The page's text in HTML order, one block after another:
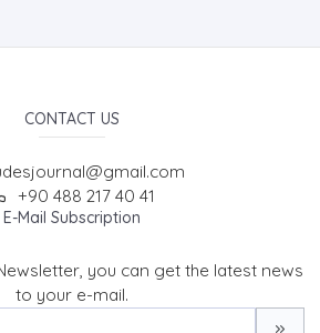
CONTACT US
+90 488 217 40 41
E-Mail Subscription
you can get the latest news
to your e-mail.